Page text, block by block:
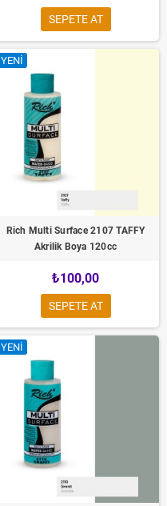
SEPETE AT
YENI
Rich Multi Surface 2107 TAFFY
Akrilik Boya 120cc
₺100,00
SEPETE AT
YENI